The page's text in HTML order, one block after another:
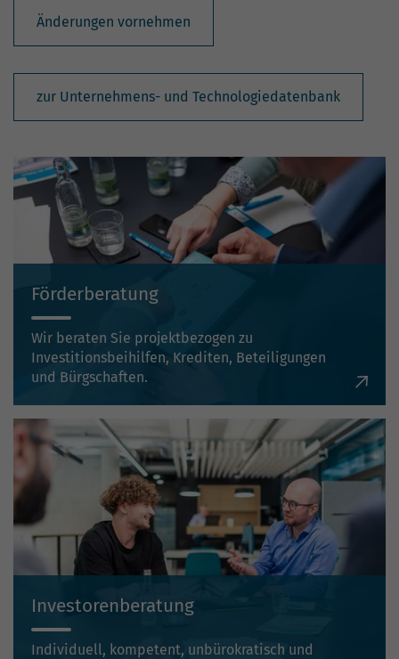
Änderungen vornehmen
zur Unternehmens- und Technologiedatenbank
Förderberatung
Wir beraten Sie projektbezogen zu
Investitionsbeihilfen, Krediten, Beteiligungen
und Bürgschaften.
Investorenberatung
Individuell, kompetent, unbürokratisch und